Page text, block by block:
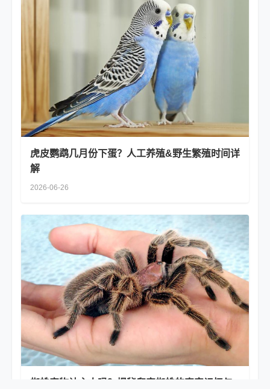
虎皮鹦鹉几月份下蛋？人工养殖&野生繁殖时间详
解
2026-06-26
蜘蛛宠物认主人吗？揭秘爬宠蜘蛛的真实记忆与